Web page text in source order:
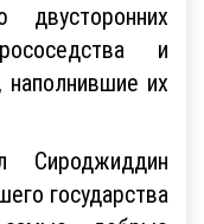
и
наполнившие их
Сироджиддин
государства